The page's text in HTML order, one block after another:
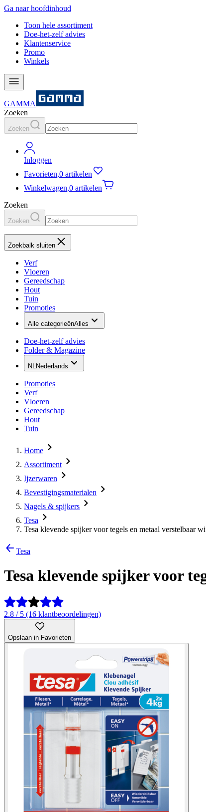
Ga naar hoofdinhoud
Toon hele assortiment
Doe-het-zelf advies
Klantenservice
Promo
Winkels
GAMMA
Zoeken
Zoeken
Inloggen
Favorieten,0 artikelen
Winkelwagen,0 artikelen
Zoeken
Zoeken
Zoekbalk sluiten
Verf
Vloeren
Gereedschap
Hout
Tuin
Promoties
Alle categorieënAlles
Doe-het-zelf advies
Folder & Magazine
NLNederlands
Promoties
Verf
Vloeren
Gereedschap
Hout
Tuin
Home
Assortiment
Ijzerwaren
Bevestigingsmaterialen
Nagels & spijkers
Tesa
Tesa klevende spijker voor tegels en metaal verstelbaar
Tesa
Tesa klevende spijker voor
2.8 / 5 (16 klantbeoordelingen)
Opslaan in Favorieten